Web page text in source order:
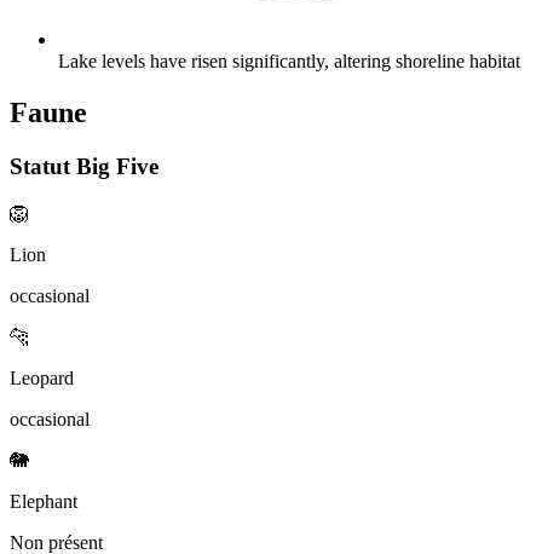
Lake levels have risen significantly, altering shoreline habitat
Faune
Statut Big Five
🦁
Lion
occasional
🐆
Leopard
occasional
🐘
Elephant
Non présent